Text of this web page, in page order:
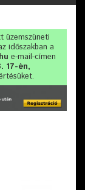
üzemszüneti
időszakban a
e-mail-címen
17-én,